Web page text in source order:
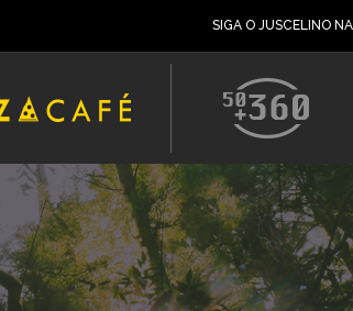
SIGA O JUSCELINO